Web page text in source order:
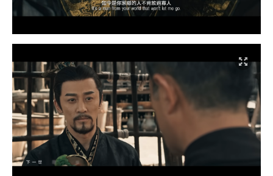
陶总管（欧瑞伟 饰演）：
在交换人质的混乱枪战